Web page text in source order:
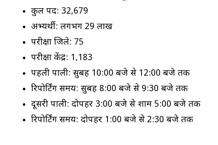
कुल पद: 32,679
अभ्यर्थी: लगभग 29 लाख
परीक्षा जिले: 75
परीक्षा केंद्र: 1,183
पहली पाली: सुबह 10:00 बजे से 12:00 बजे तक
रिपोर्टिंग समय: सुबह 8:00 बजे से 9:30 बजे तक
दूसरी पाली: दोपहर 3:00 बजे से शाम 5:00 बजे तक
रिपोर्टिंग समय: दोपहर 1:00 बजे से 2:30 बजे तक